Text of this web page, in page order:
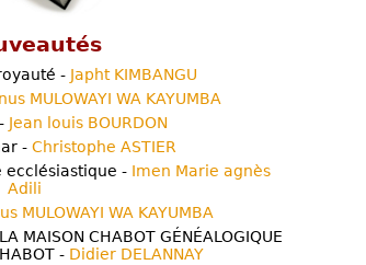
- Japht KIMBANGU
MULOWAYI WA KAYUMBA
Jean louis BOURDON
- Christophe ASTIER
ecclésiastique - Imen Marie agnès
Adili
MULOWAYI WA KAYUMBA
MAISON CHABOT GÉNÉALOGIQUE
- Didier DELANNAY